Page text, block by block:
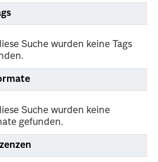
Suche wurden keine Tags
Suche wurden keine
gefunden.